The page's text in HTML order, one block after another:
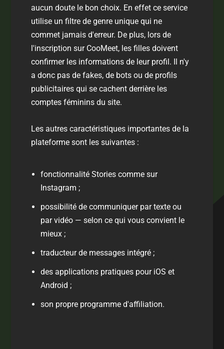
aucun doute le bon choix. En effet ce service
utilise un filtre de genre unique qui ne
commet jamais d'erreur. De plus, lors de
l'inscription sur CooMeet, les filles doivent
confirmer les informations de leur profil. Il n'y
a donc pas de fakes, de bots ou de profils
publicitaires qui se cachent derrière les
comptes féminins du site.
Les autres caractéristiques importantes de la
plateforme sont les suivantes :
fonctionnalité Stories comme sur
Instagram ;
possibilité de communiquer par texte ou
par vidéo — selon ce qui vous convient le
mieux ;
traducteur de messages intégré ;
des applications pratiques pour iOS et
Android ;
son propre programme d'affiliation.